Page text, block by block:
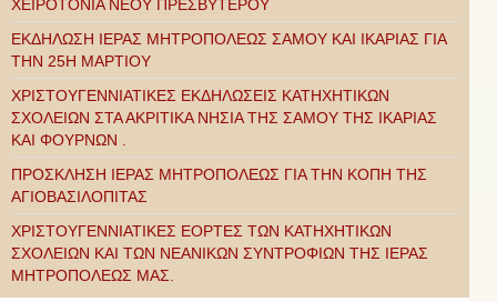
ΧΕΙΡΟΤΟΝΙΑ ΝΕΟΥ ΠΡΕΣΒΥΤΕΡΟΥ
ΕΚΔΗΛΩΣΗ ΙΕΡΑΣ ΜΗΤΡΟΠΟΛΕΩΣ ΣΑΜΟΥ ΚΑΙ ΙΚΑΡΙΑΣ ΓΙΑ
ΤΗΝ 25Η ΜΑΡΤΙΟΥ
ΧΡΙΣΤΟΥΓΕΝΝΙΑΤΙΚΕΣ ΕΚΔΗΛΩΣΕΙΣ ΚΑΤΗΧΗΤΙΚΩΝ
ΣΧΟΛΕΙΩΝ ΣΤΑ ΑΚΡΙΤΙΚΑ ΝΗΣΙΑ ΤΗΣ ΣΑΜΟΥ ΤΗΣ ΙΚΑΡΙΑΣ
ΚΑΙ ΦΟΥΡΝΩΝ .
ΠΡΟΣΚΛΗΣΗ ΙΕΡΑΣ ΜΗΤΡΟΠΟΛΕΩΣ ΓΙΑ ΤΗΝ ΚΟΠΗ ΤΗΣ
ΑΓΙΟΒΑΣΙΛΟΠΙΤΑΣ
ΧΡΙΣΤΟΥΓΕΝΝΙΑΤΙΚΕΣ ΕΟΡΤΕΣ ΤΩΝ ΚΑΤΗΧΗΤΙΚΩΝ
ΣΧΟΛΕΙΩΝ ΚΑΙ ΤΩΝ ΝΕΑΝΙΚΩΝ ΣΥΝΤΡΟΦΙΩΝ ΤΗΣ ΙΕΡΑΣ
ΜΗΤΡΟΠΟΛΕΩΣ ΜΑΣ.